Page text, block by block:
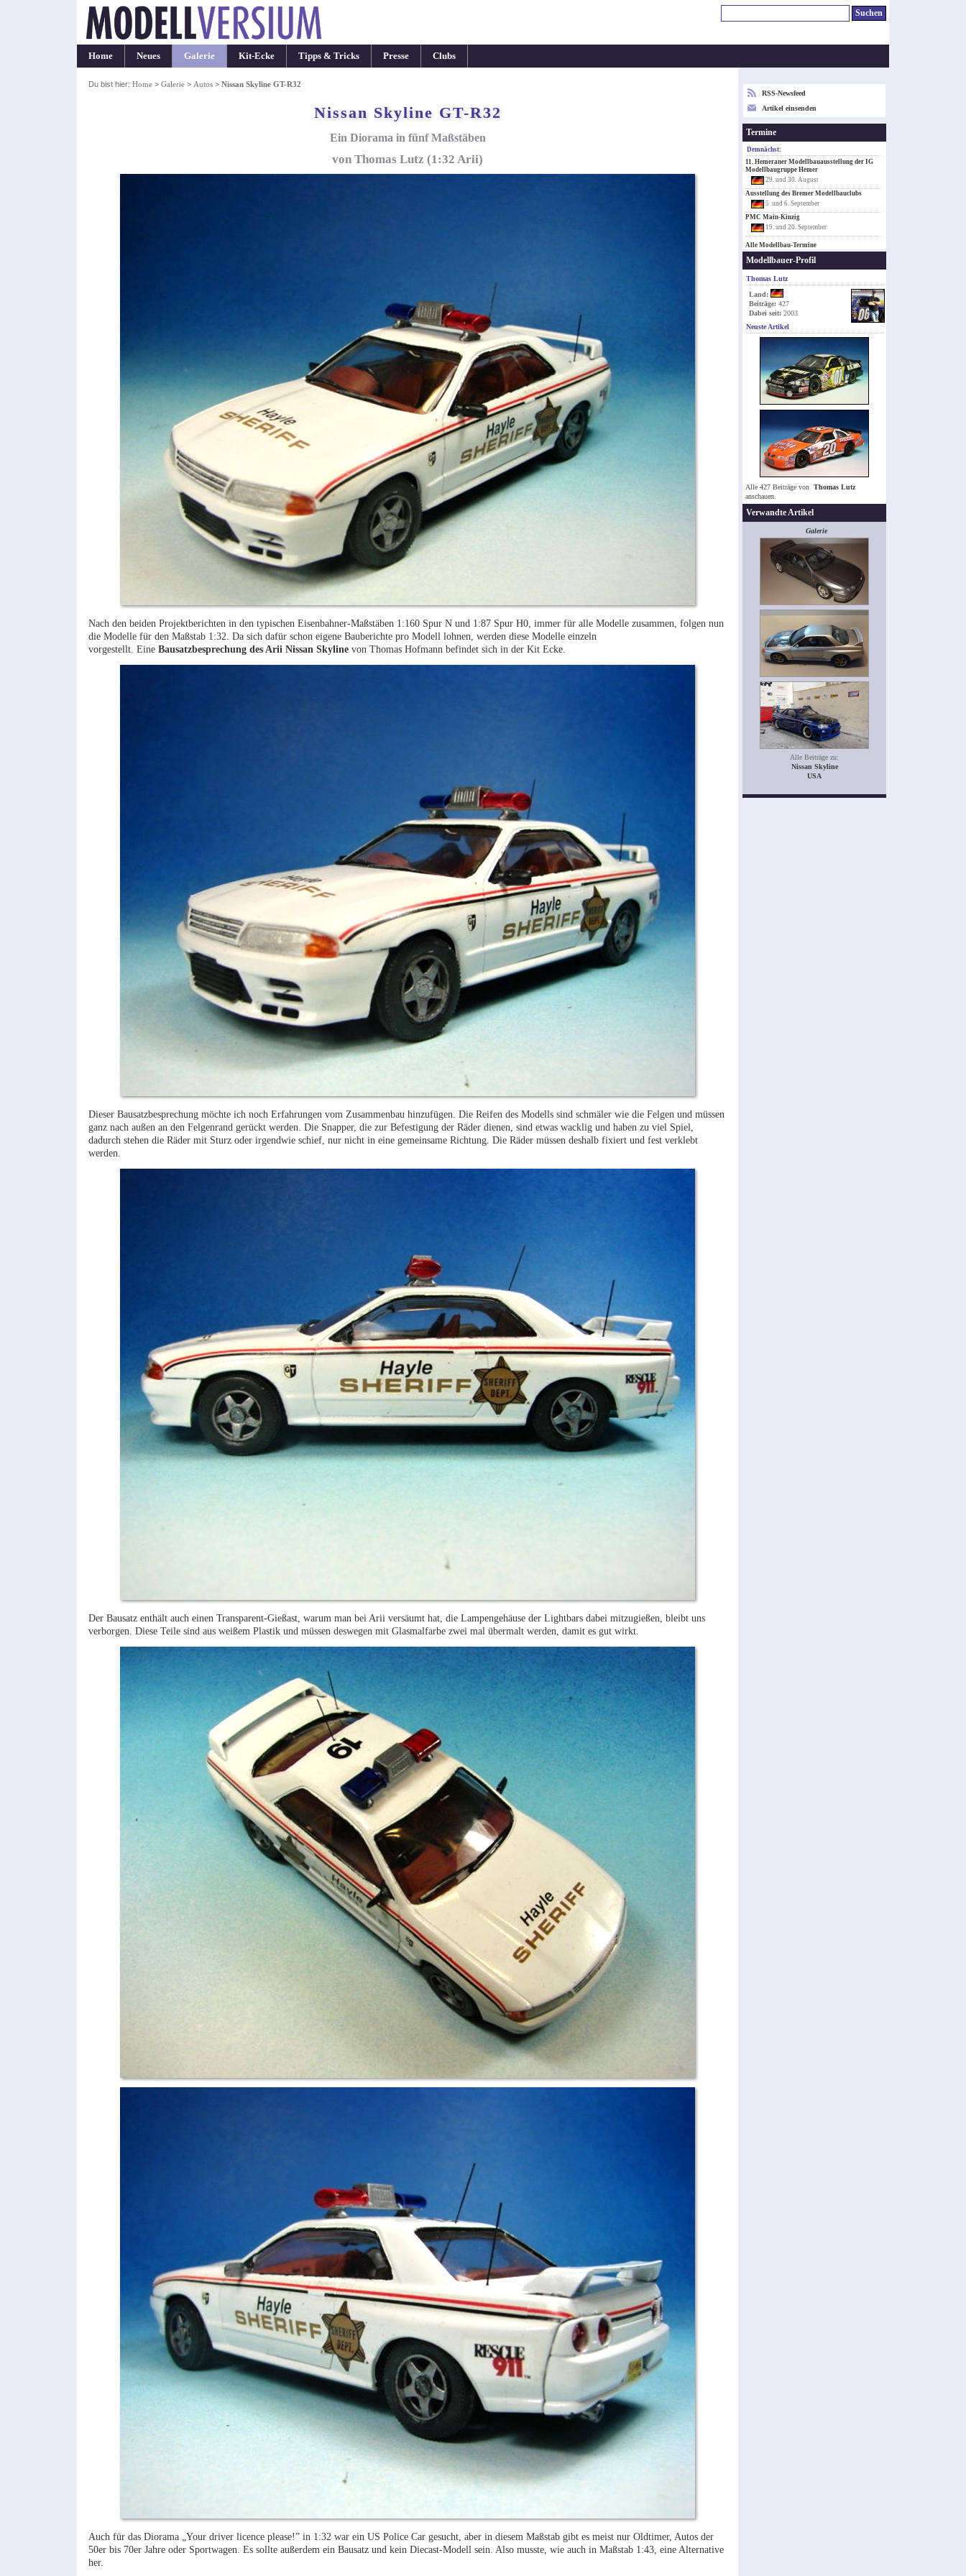
Home Neues Galerie Kit-Ecke Tipps & Tricks Presse Clubs
Du bist hier: Home> Galerie> Autos> Nissan Skyline GT-R32
Nissan Skyline GT-R32
Ein Diorama in fünf Maßstäben
von Thomas Lutz (1:32 Arii)
Nach den beiden Projektberichten in den typischen Eisenbahner-Maßstäben 1:160 Spur N und 1:87 Spur H0, immer für alle Modelle zusammen, folgen nun
die Modelle für den Maßstab 1:32. Da sich dafür schon eigene Bauberichte pro Modell lohnen, werden diese Modelle einzeln
vorgestellt. Eine Bausatzbesprechung des Arii Nissan Skylinevon Thomas Hofmann befindet sich in der Kit Ecke.
Dieser Bausatzbesprechung möchte ich noch Erfahrungen vom Zusammenbau hinzufügen. Die Reifen des Modells sind schmäler wie die Felgen und müssen
ganz nach außen an den Felgenrand gerückt werden. Die Snapper, die zur Befestigung der Räder dienen, sind etwas wacklig und haben zu viel Spiel,
dadurch stehen die Räder mit Sturz oder irgendwie schief, nur nicht in eine gemeinsame Richtung. Die Räder müssen deshalb fixiert und fest verklebt
werden.
Der Bausatz enthält auch einen Transparent-Gießast, warum man bei Arii versäumt hat, die Lampengehäuse der Lightbars dabei mitzugießen, bleibt uns
verborgen. Diese Teile sind aus weißem Plastik und müssen deswegen mit Glasmalfarbe zwei mal übermalt werden, damit es gut wirkt.
Auch für das Diorama „Your driver licence please!” in 1:32 war ein US Police Car gesucht, aber in diesem Maßstab gibt es meist nur Oldtimer, Autos der
50er bis 70er Jahre oder Sportwagen. Es sollte außerdem ein Bausatz und kein Diecast-Modell sein. Also musste, wie auch in Maßstab 1:43, eine Alternative
her.
RSS-Newsfeed
Artikel einsenden
Termine
Demnächst:
11. Hemeraner Modellbauausstellung der IG
Modellbaugruppe Hemer
29. und 30. August
Ausstellung des Bremer Modellbauclubs
5. und 6. September
PMC Main-Kinzig
19. und 20. September
Alle Modellbau-Termine
Modellbauer-Profil
Thomas Lutz
Land:
Beiträge: 427
Dabei seit: 2003
Neuste Artikel
Alle 427 Beiträge von Thomas Lutz
anschauen.
Verwandte Artikel
Galerie
Alle Beiträge zu:
Nissan Skyline
USA